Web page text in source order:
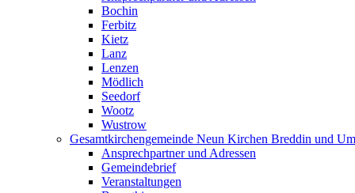
Bochin
Ferbitz
Kietz
Lanz
Lenzen
Mödlich
Seedorf
Wootz
Wustrow
Gesamtkirchengemeinde Neun Kirchen Breddin und
Ansprechpartner und Adressen
Gemeindebrief
Veranstaltungen